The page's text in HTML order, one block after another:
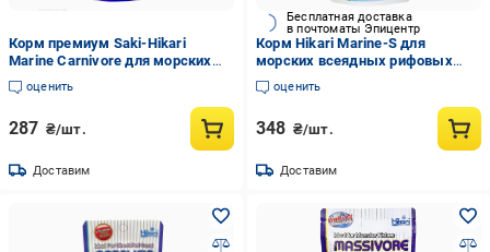
Корм премиум Saki-Hikari
Marine Carnivore для морских
хищных рыб 3-10 см гранулы
1,3-1,6 мм тонущий 40 г (43507)
оценить
287 ₴/шт.
Доставим
Бесплатная доставка
в почтоматы Эпицентр
Корм Hikari Marine-S для
морских всеядных рифовых
рыбок 3+ см гранулы ~1-1,5 мм
50 г тонущий (25210)
оценить
348 ₴/шт.
Доставим